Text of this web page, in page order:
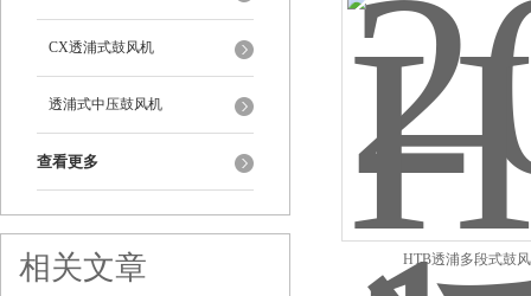
CX透浦式鼓风机
透浦式中压鼓风机
查看更多
相关文章 HTB透浦多段式鼓